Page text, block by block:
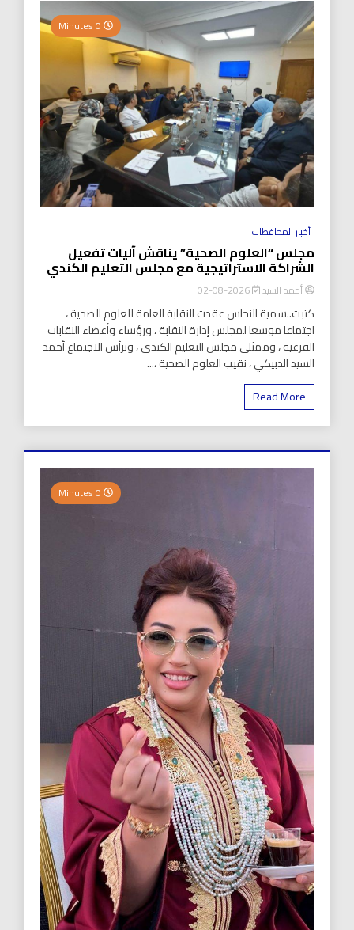
أخبار المحافظات
مجلس “العلوم الصحية” يناقش آليات تفعيل
الشراكة الاستراتيجية مع مجلس التعليم الكندي
أحمد السيد 2026-08-02
كتبت..سمية النحاس عقدت النقابة العامة للعلوم الصحية ،
اجتماعا موسعا لمجلس إدارة النقابة ، ورؤساء وأعضاء النقابات
الفرعية ، وممثلي مجلس التعليم الكندي ، وترأس الاجتماع أحمد
السيد الدبيكي ، نقيب العلوم الصحية ،...
Read More